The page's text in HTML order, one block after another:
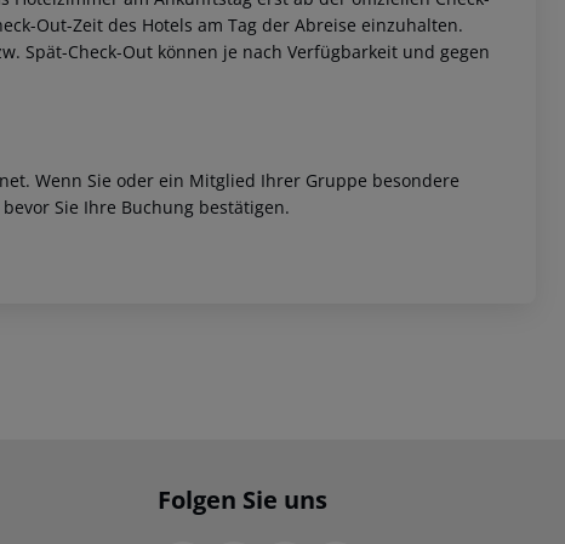
Out-Zeit des Hotels am Tag der Abreise einzuhalten.
Spät-Check-Out können je nach Verfügbarkeit und gegen
Wenn Sie oder ein Mitglied Ihrer Gruppe besondere
Sie Ihre Buchung bestätigen.
Folgen Sie uns